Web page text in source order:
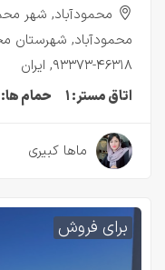
محمودآباد, شهر
محمودآباد, شهرستان
۴۶۳۱۸-۹۳۳۷۳, ایران
اتاق مستر:۱ حمام ها:
ماها کبیری
برای فروش